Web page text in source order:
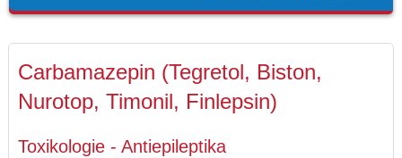
Carbamazepin (Tegretol, Biston,
Nurotop, Timonil, Finlepsin)
Toxikologie - Antiepileptika